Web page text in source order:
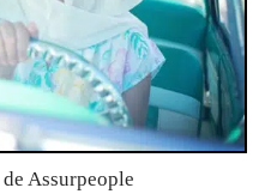
Assurpeople